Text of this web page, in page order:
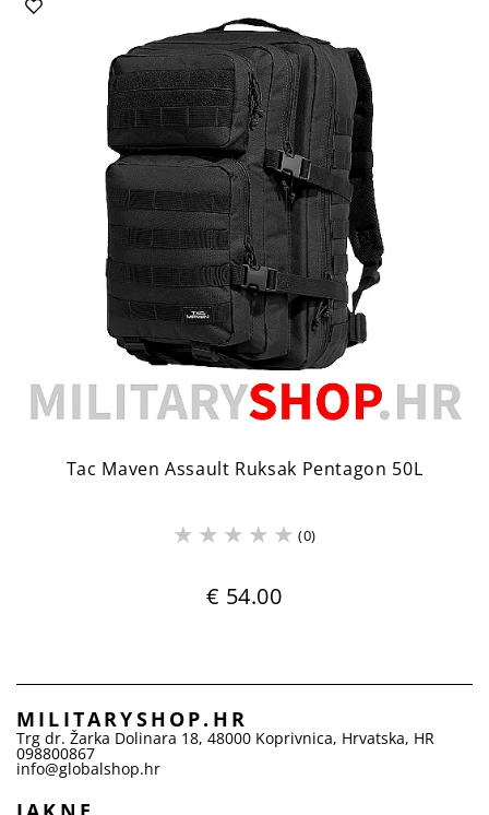
Tac Maven Assault Ruksak Pentagon 50L
(0)
€ 54.00
MILITARYSHOP.HR
Trg dr. Žarka Dolinara 18, 48000 Koprivnica, Hrvatska, HR
098800867
info@globalshop.hr